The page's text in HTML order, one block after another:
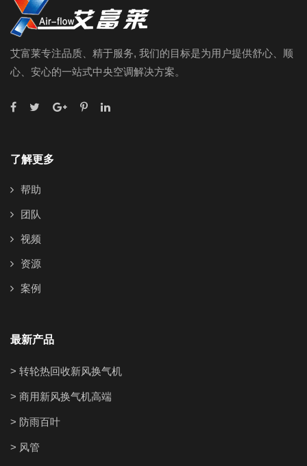
艾富莱专注品质、精于服务, 我们的目标是为用户提供舒心、顺
心、安心的一站式中央空调解决方案。
了解更多
帮助
团队
视频
资源
案例
最新产品
> 转轮热回收新风换气机
> 商用新风换气机高端
> 防雨百叶
> 风管